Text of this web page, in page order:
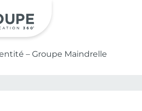
– Groupe Maindrelle